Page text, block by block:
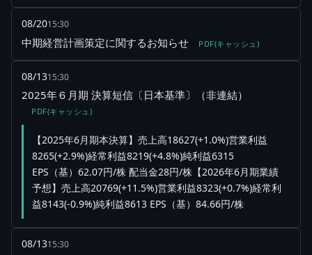
08/2015:30
中期経営計画策定に関するお知らせ PDF(キャッシュ)
08/1315:30
2025年６月期 決算短信〔日本基準〕（非連結）
PDF(キャッシュ)
【2025年6月期本決算】売上高18627(+1.0%)営業利益
8265(+2.9%)経常利益8219(+4.8%)純利益6315
EPS（基）62.07円/株 配当金28円/株【2026年6月期業績
予想】売上高20769(+11.5%)営業利益8323(+0.7%)経常利
益8143(-0.9%)純利益8613 EPS（基）84.66円/株
08/1315:30